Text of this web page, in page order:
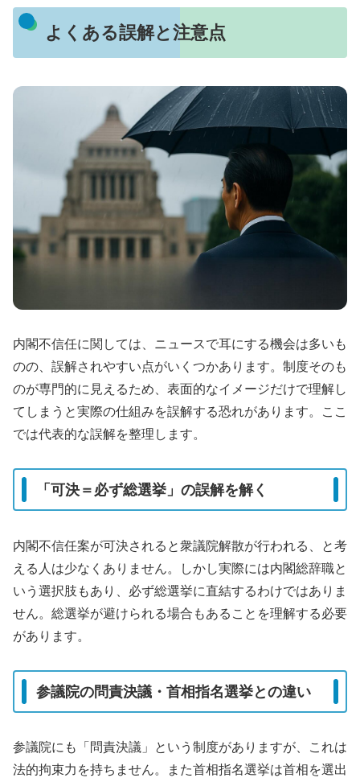
よくある誤解と注意点
内閣不信任に関しては、ニュースで耳にする機会は多いも
のの、誤解されやすい点がいくつかあります。制度そのも
のが専門的に見えるため、表面的なイメージだけで理解し
てしまうと実際の仕組みを誤解する恐れがあります。ここ
では代表的な誤解を整理します。
「可決＝必ず総選挙」の誤解を解く
内閣不信任案が可決されると衆議院解散が行われる、と考
える人は少なくありません。しかし実際には内閣総辞職と
いう選択肢もあり、必ず総選挙に直結するわけではありま
せん。総選挙が避けられる場合もあることを理解する必要
があります。
参議院の問責決議・首相指名選挙との違い
参議院にも「問責決議」という制度がありますが、これは
法的拘束力を持ちません。また首相指名選挙は首相を選出